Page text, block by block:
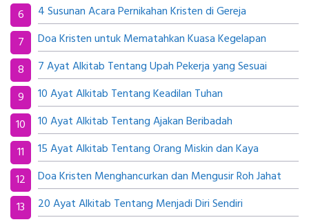
4 Susunan Acara Pernikahan Kristen di Gereja
Doa Kristen untuk Mematahkan Kuasa Kegelapan
7 Ayat Alkitab Tentang Upah Pekerja yang Sesuai
10 Ayat Alkitab Tentang Keadilan Tuhan
10 Ayat Alkitab Tentang Ajakan Beribadah
15 Ayat Alkitab Tentang Orang Miskin dan Kaya
Doa Kristen Menghancurkan dan Mengusir Roh Jahat
20 Ayat Alkitab Tentang Menjadi Diri Sendiri